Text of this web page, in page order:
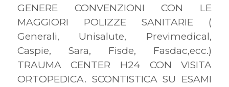
GENERE CONVENZIONI CON LE
MAGGIORI POLIZZE SANITARIE (
Generali, Unisalute, Previmedical,
Caspie, Sara, Fisde, Fasdac,ecc.)
TRAUMA CENTER H24 CON VISITA
ORTOPEDICA. SCONTISTICA SU ESAMI